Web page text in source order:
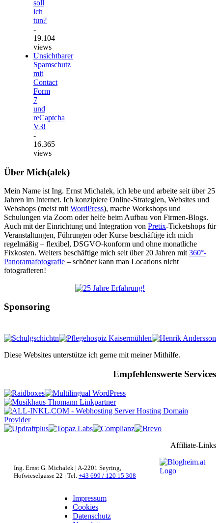
soll
ich
tun?
-
19.104
views
Unsichtbarer
Spamschutz
mit
Contact
Form
7
und
reCaptcha
V3!
-
16.365
views
Über Mich(alek)
Mein Name ist Ing. Ernst Michalek, ich lebe und arbeite seit über 25
Jahren im Internet. Ich konzipiere Online-Strategien, Websites und
Webshops (meist mitWordPress), mache Workshops und
Schulungen via Zoom oder helfe beim Aufbau von Firmen-Blogs.
Auch mit der Einrichtung und Integration von Pretix-Ticketshops für
Veranstaltungen, Führungen oder Kurse beschäftige ich mich
regelmäßig – flexibel, DSGVO-konform und ohne monatliche
Fixkosten. Weiters beschäftige mich seit über 20 Jahren mit360°-
Panoramafotografie – schöner kann man Locations nicht
fotografieren!
Sponsoring
Diese Websites unterstütze ich gerne mit meiner Mithilfe.
Empfehlenswerte Services
Affiliate-Links
Ing. Ernst G. Michalek | A-2201 Seyring,
Hofwieselgasse 22 | Tel. +43 699 / 120 15 308
Impressum
Cookies
Datenschutz